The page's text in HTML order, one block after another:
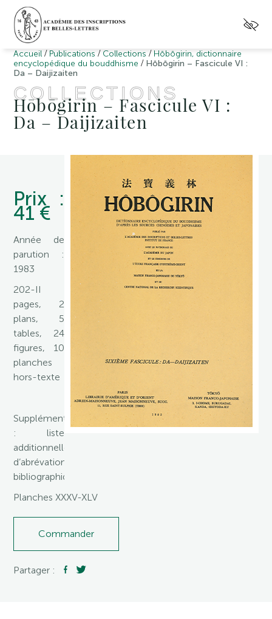
Accueil / Publications / Collections / Hōbōgirin, dictionnaire
encyclopédique du bouddhisme / Hōbōgirin – Fascicule VI :
Da – Daijizaiten
COLLECTIONS
Hōbōgirin – Fascicule VI :
Da – Daijizaiten
Prix :
41 €
Année de
parution :
1983
202-II
pages, 2
plans, 5
tables, 24
figures, 10
planches
hors-texte
Supplément
: liste
additionnelle
d’abrévations
bibliographiques.
Planches XXXV-XLV
Commander
Partager :